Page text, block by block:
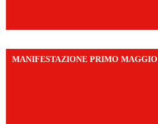
MANIFESTAZIONE PRIMO MAGGIO